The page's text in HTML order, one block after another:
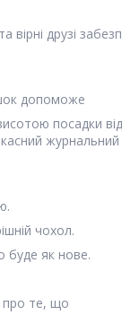
друзі
допоможе
посадки
чохол.
буде як нове.
про те, що